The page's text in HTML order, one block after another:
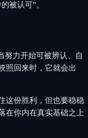
被认可”。
努力开始可被辨认、自
照回来时，它就会出
这份胜利，但也要稳稳
在你内在真实基础之上